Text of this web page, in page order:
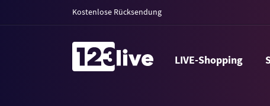
Kostenlose Rücksendung
LIVE-Shopping